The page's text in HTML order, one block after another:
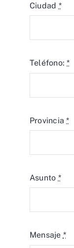
Ciudad *
Teléfono:*
Provincia*
Asunto *
Mensaje *